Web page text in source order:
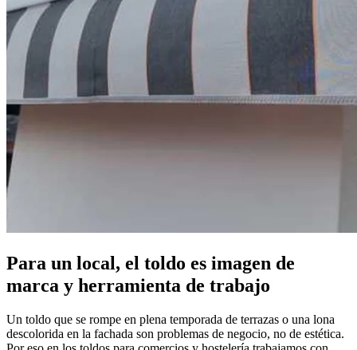
Para un local, el toldo es imagen de
marca y herramienta de trabajo
Un toldo que se rompe en plena temporada de terrazas o una lona
descolorida en la fachada son problemas de negocio, no de estética.